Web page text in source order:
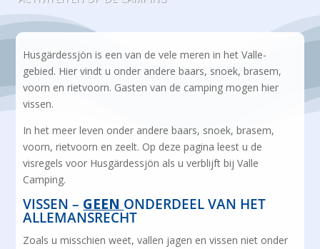
Husgärdessjön is een van de vele meren in het Valle-
gebied. Hier vindt u onder andere baars, snoek, brasem,
voorn en rietvoorn. Gasten van de camping mogen hier
vissen.
In het meer leven onder andere baars, snoek, brasem,
voorn, rietvoorn en zeelt. Op deze pagina leest u de
visregels voor Husgärdessjön als u verblijft bij Valle
Camping.
VISSEN – GEEN ONDERDEEL VAN HET
ALLEMANSRECHT
Zoals u misschien weet, vallen jagen en vissen niet onder